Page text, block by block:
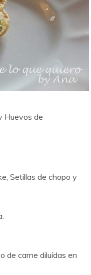
Huevos de
Setillas de chopo y
de carne diluídas en